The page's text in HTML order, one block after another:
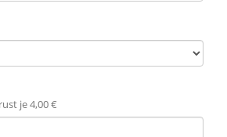
je 4,00 €